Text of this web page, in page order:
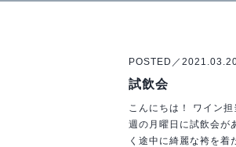
POSTED／
試飲会
こんにちは！ ワイン
週の月曜日に試飲会が
く途中に綺麗な袴を着